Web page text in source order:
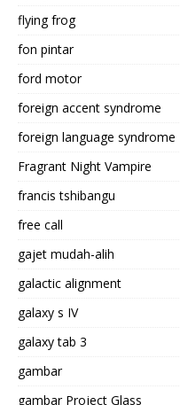
flying frog
fon pintar
ford motor
foreign accent syndrome
foreign language syndrome
Fragrant Night Vampire
francis tshibangu
free call
gajet mudah-alih
galactic alignment
galaxy s IV
galaxy tab 3
gambar
gambar Project Glass